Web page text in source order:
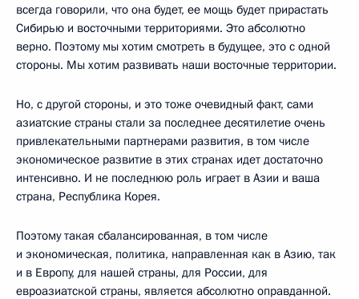
всегда говорили, что она будет, ее мощь будет прирастать
Сибирью и восточными территориями. Это абсолютно
верно. Поэтому мы хотим смотреть в будущее, это с одной
стороны. Мы хотим развивать наши восточные территории.
Но, с другой стороны, и это тоже очевидный факт, сами
азиатские страны стали за последнее десятилетие очень
привлекательными партнерами развития, в том числе
экономическое развитие в этих странах идет достаточно
интенсивно. И не последнюю роль играет в Азии и ваша
страна, Республика Корея.
Поэтому такая сбалансированная, в том числе
и экономическая, политика, направленная как в Азию, так
и в Европу, для нашей страны, для России, для
евроазиатской страны, является абсолютно оправданной.